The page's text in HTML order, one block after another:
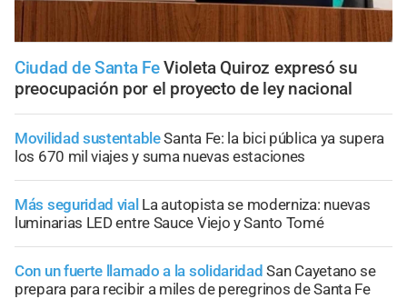
Ciudad de Santa Fe Violeta Quiroz expresó su
preocupación por el proyecto de ley nacional
Movilidad sustentableSanta Fe: la bici pública ya supera
los 670 mil viajes y suma nuevas estaciones
Más seguridad vial La autopista se moderniza: nuevas
luminarias LED entre Sauce Viejo y Santo Tomé
Con un fuerte llamado a la solidaridad San Cayetano se
prepara para recibir a miles de peregrinos de Santa Fe